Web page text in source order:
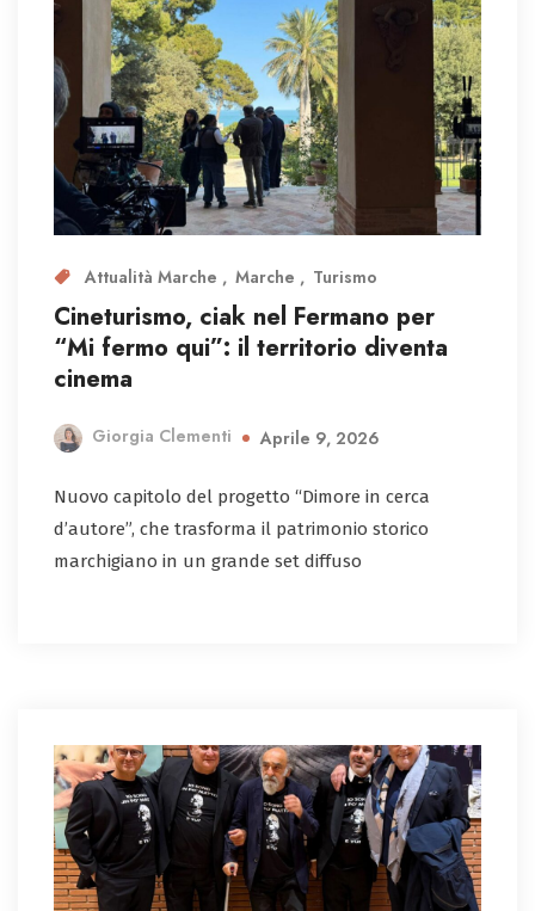
Attualità Marche Marche Turismo
Cineturismo, ciak nel Fermano per
“Mi fermo qui”: il territorio diventa
cinema
Giorgia Clementi Aprile 9, 2026
Nuovo capitolo del progetto “Dimore in cerca
d’autore”, che trasforma il patrimonio storico
marchigiano in un grande set diffuso